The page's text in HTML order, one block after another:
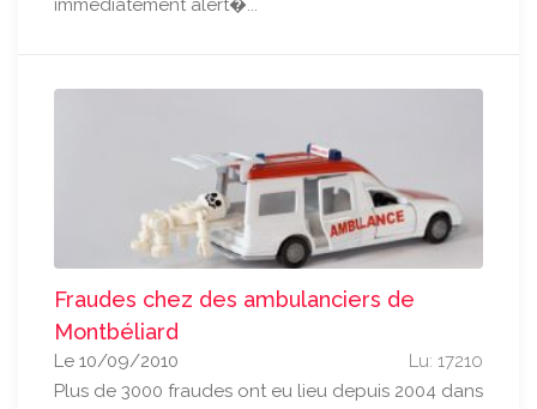
immédiatement alert�...
Fraudes chez des ambulanciers de
Montbéliard
Lu: 17210
Le 10/09/2010
Plus de 3000 fraudes ont eu lieu depuis 2004 dans